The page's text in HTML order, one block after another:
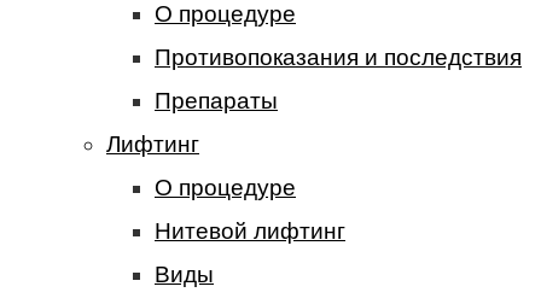
О процедуре
Противопоказания и последствия
Препараты
Лифтинг
О процедуре
Нитевой лифтинг
Виды